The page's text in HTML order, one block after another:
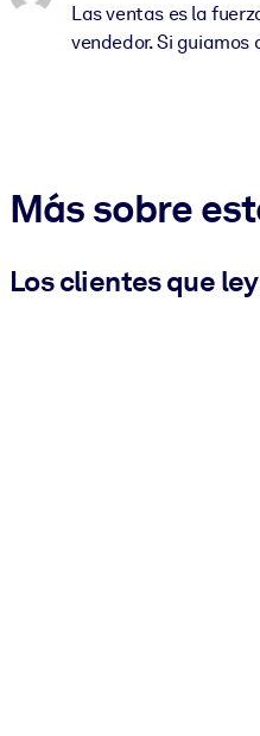
Las ventas es la
vendedor. Si
Más sobre
Los clientes que